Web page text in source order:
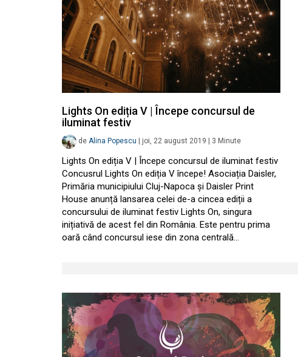
Lights On ediția V | Începe concursul de
iluminat festiv
de Alina Popescu joi, 22 august 2019 3 Minute
Lights On ediția V | Începe concursul de iluminat festiv
Concusrul Lights On ediția V începe! Asociația Daisler,
Primăria municipiului Cluj-Napoca și Daisler Print
House anunță lansarea celei de-a cincea ediții a
concursului de iluminat festiv Lights On, singura
inițiativă de acest fel din România. Este pentru prima
oară când concursul iese din zona centrală…